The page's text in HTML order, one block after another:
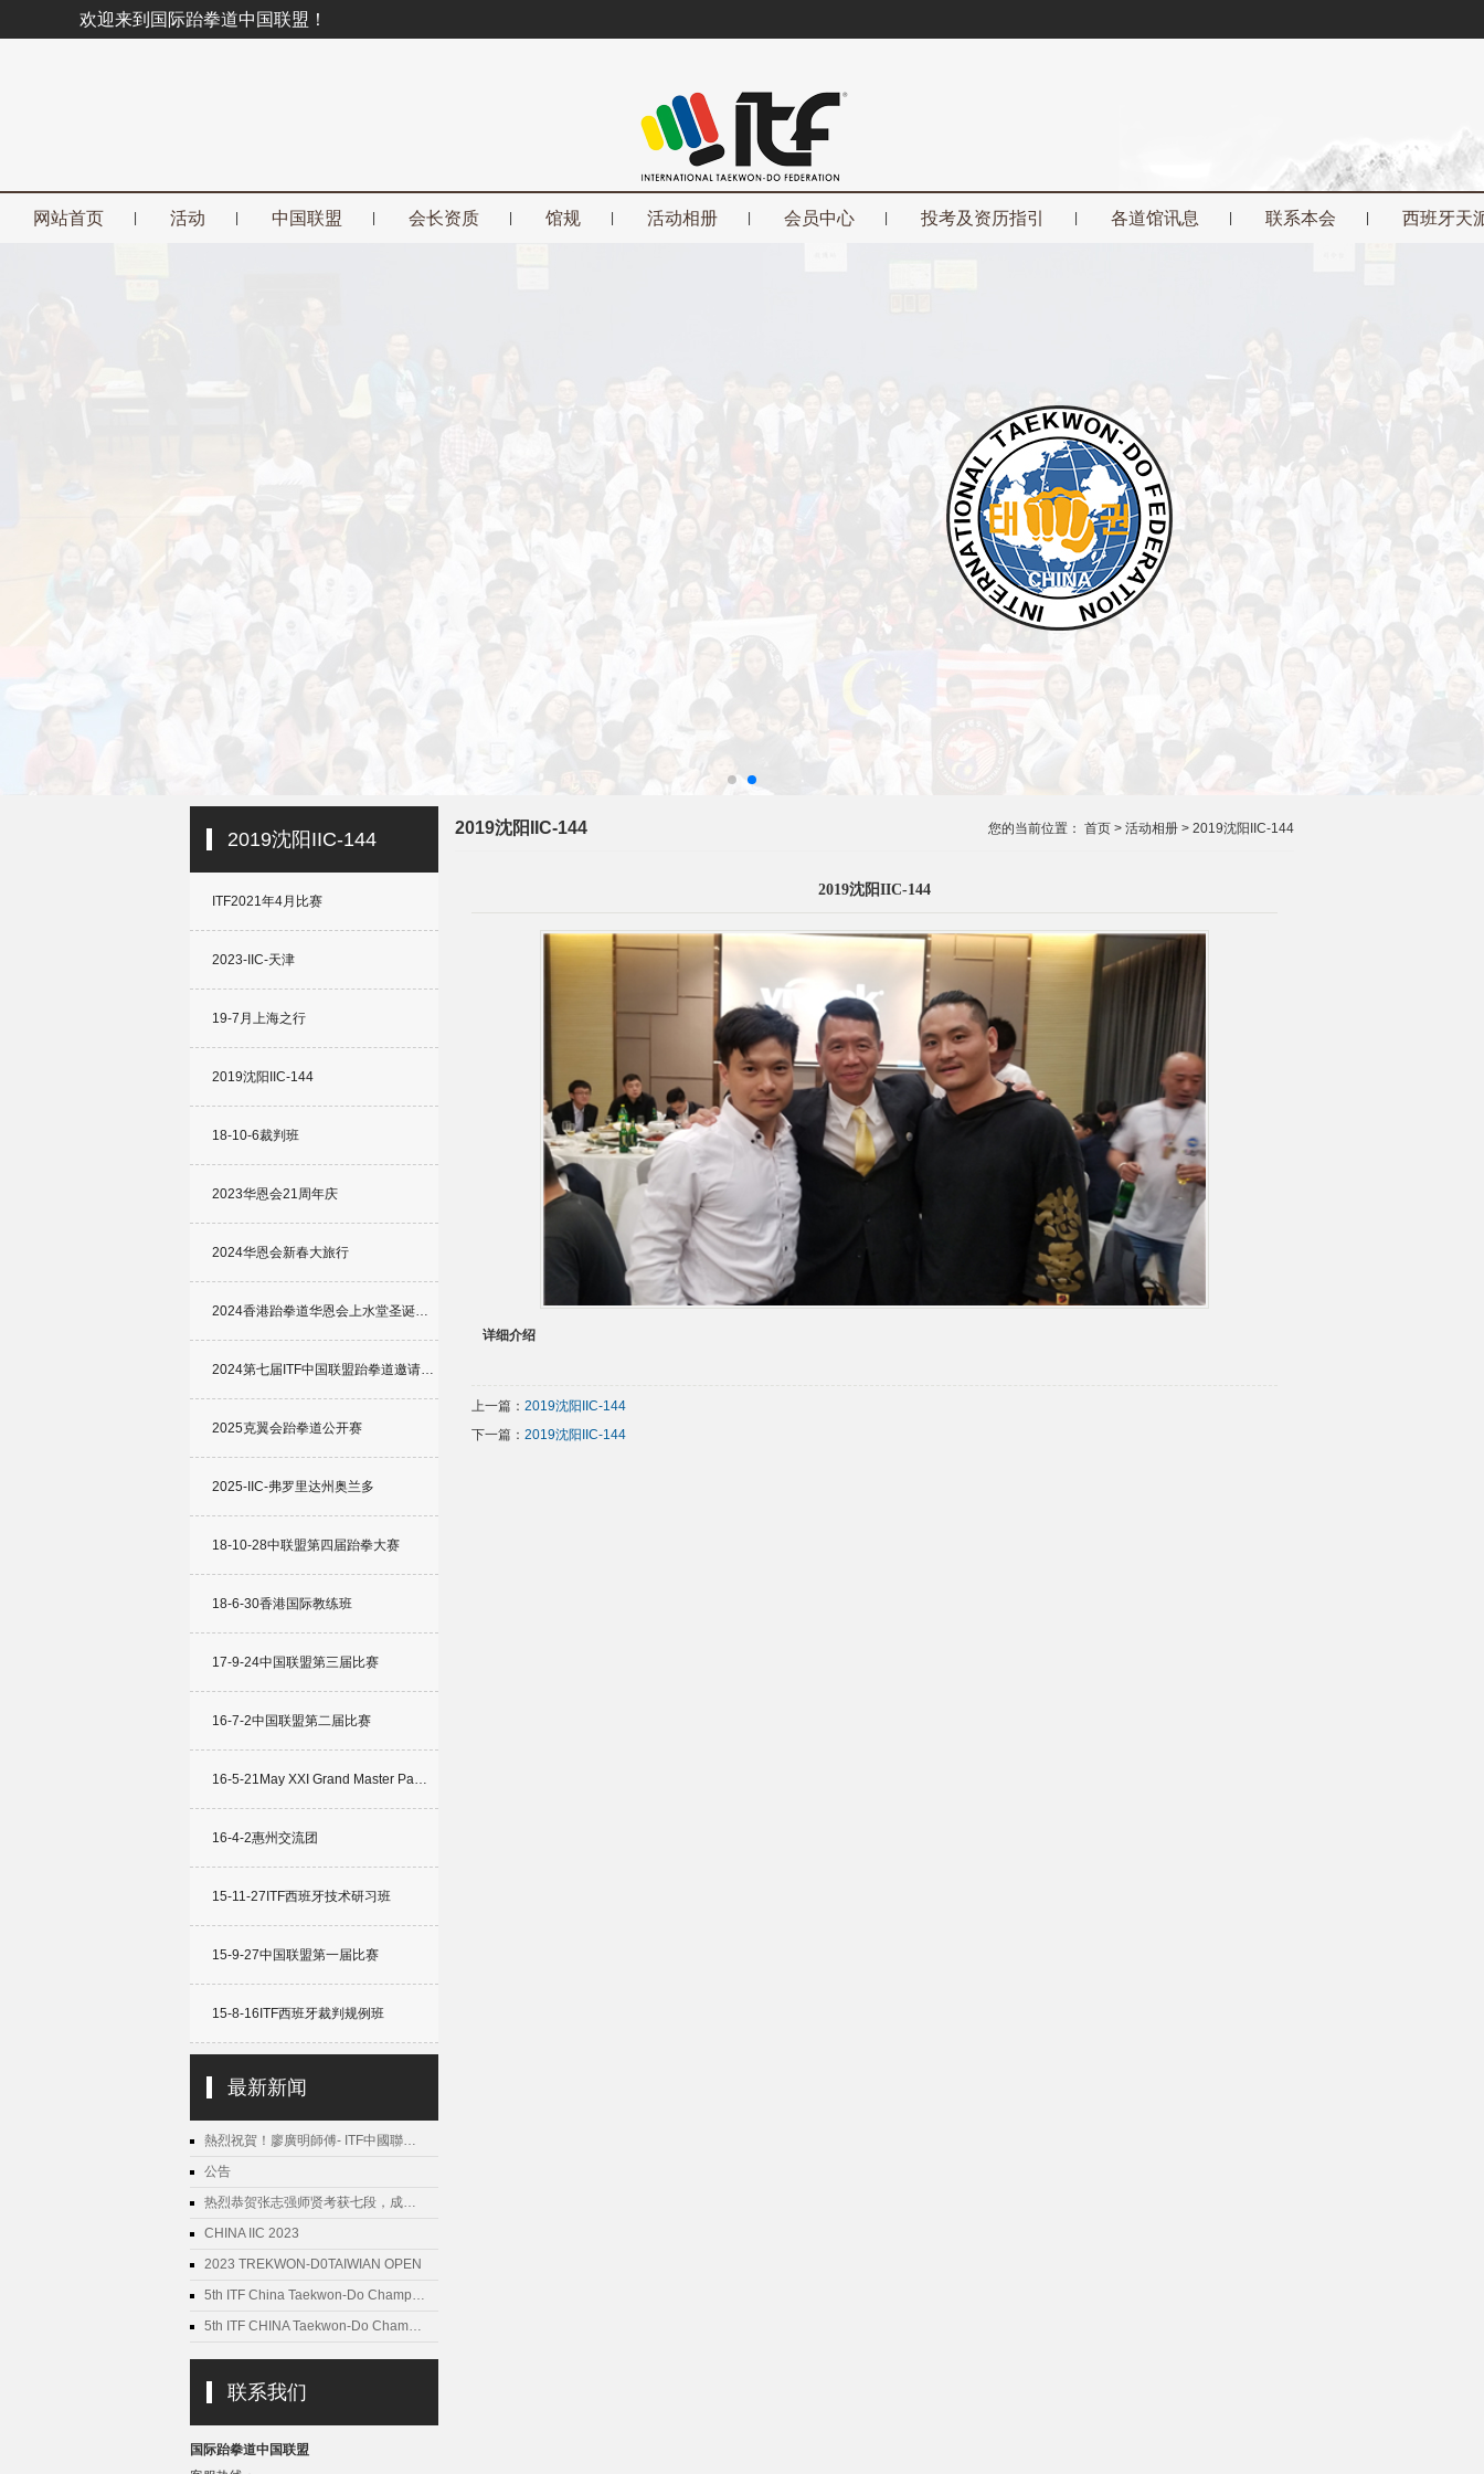
欢迎来到国际跆拳道中国联盟！
网站首页 活动 中国联盟 会长资质 馆规 活动相册 会员中心 投考及资历指引 各道馆讯息 联系本会 西班牙天
2019沈阳IIC-144
ITF2021年4月比赛
2023-IIC-天津
19-7月上海之行
2019沈阳IIC-144
18-10-6裁判班
2023华恩会21周年庆
2024华恩会新春大旅行
2024香港跆拳道华恩会上水堂圣诞…
2024第七届ITF中国联盟跆拳道邀请…
2025克翼会跆拳道公开赛
2025-IIC-弗罗里达州奥兰多
18-10-28中联盟第四届跆拳大赛
18-6-30香港国际教练班
17-9-24中国联盟第三届比赛
16-7-2中国联盟第二届比赛
16-5-21May XXI Grand Master Pa…
16-4-2惠州交流团
15-11-27ITF西班牙技术研习班
15-9-27中国联盟第一届比赛
15-8-16ITF西班牙裁判规例班
最新新闻
熱烈祝賀！廖廣明師傅- ITF中國聯…
公告
热烈恭贺张志强师贤考获七段，成…
CHINA IIC 2023
2023 TREKWON-D0TAIWIAN OPEN
5th ITF China Taekwon-Do Champ…
5th ITF CHINA Taekwon-Do Cham…
联系我们
国际跆拳道中国联盟
2019沈阳IIC-144 您的当前位置： 首页 > 活动相册 > 2019沈阳IIC-144
2019沈阳IIC-144
详细介绍
上一篇： 2019沈阳IIC-144
下一篇： 2019沈阳IIC-144